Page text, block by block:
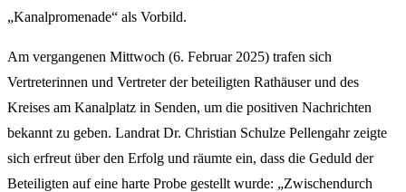
„Kanalpromenade“ als Vorbild.
Am vergangenen Mittwoch (6. Februar 2025) trafen sich
Vertreterinnen und Vertreter der beteiligten Rathäuser und des
Kreises am Kanalplatz in Senden, um die positiven Nachrichten
bekannt zu geben. Landrat Dr. Christian Schulze Pellengahr zeigte
sich erfreut über den Erfolg und räumte ein, dass die Geduld der
Beteiligten auf eine harte Probe gestellt wurde: „Zwischendurch